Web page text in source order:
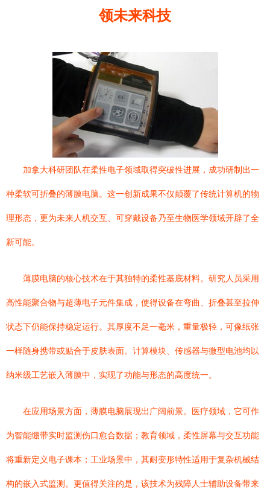
领未来科技
加拿大科研团队在柔性电子领域取得突破性进展，成功研制出一
种柔软可折叠的薄膜电脑。这一创新成果不仅颠覆了传统计算机的物
理形态，更为未来人机交互、可穿戴设备乃至生物医学领域开辟了全
新可能。
薄膜电脑的核心技术在于其独特的柔性基底材料。研究人员采用
高性能聚合物与超薄电子元件集成，使得设备在弯曲、折叠甚至拉伸
状态下仍能保持稳定运行。其厚度不足一毫米，重量极轻，可像纸张
一样随身携带或贴合于皮肤表面。计算模块、传感器与微型电池均以
纳米级工艺嵌入薄膜中，实现了功能与形态的高度统一。
在应用场景方面，薄膜电脑展现出广阔前景。医疗领域，它可作
为智能绷带实时监测伤口愈合数据；教育领域，柔性屏幕与交互功能
将重新定义电子课本；工业场景中，其耐变形特性适用于复杂机械结
构的嵌入式监测。更值得关注的是，该技术为残障人士辅助设备带来